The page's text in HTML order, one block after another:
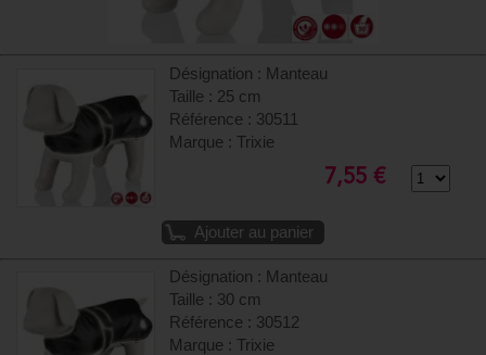
Désignation : Manteau
Taille : 25 cm
Référence : 30511
Marque : Trixie
7,55 €
Ajouter au panier
Désignation : Manteau
Taille : 30 cm
Référence : 30512
Marque : Trixie